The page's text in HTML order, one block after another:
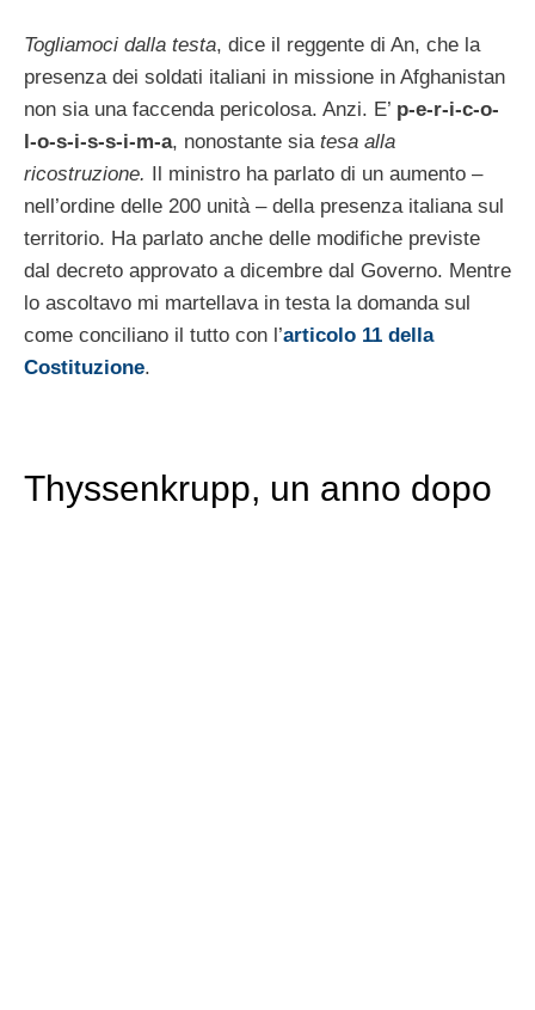
Togliamoci dalla testa, dice il reggente di An, che la
presenza dei soldati italiani in missione in Afghanistan
non sia una faccenda pericolosa. Anzi. E’ p-e-r-i-c-o-
l-o-s-i-s-s-i-m-a, nonostante sia tesa alla
ricostruzione. Il ministro ha parlato di un aumento –
nell’ordine delle 200 unità – della presenza italiana sul
territorio. Ha parlato anche delle modifiche previste
dal decreto approvato a dicembre dal Governo. Mentre
lo ascoltavo mi martellava in testa la domanda sul
come conciliano il tutto con l’articolo 11 della
Costituzione.
Thyssenkrupp, un anno dopo